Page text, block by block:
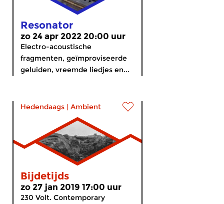
Resonator
zo 24 apr 2022 20:00 uur
Electro-acoustische
fragmenten, geïmproviseerde
geluiden, vreemde liedjes en...
Hedendaags | Ambient
Bijdetijds
zo 27 jan 2019 17:00 uur
230 Volt. Contemporary